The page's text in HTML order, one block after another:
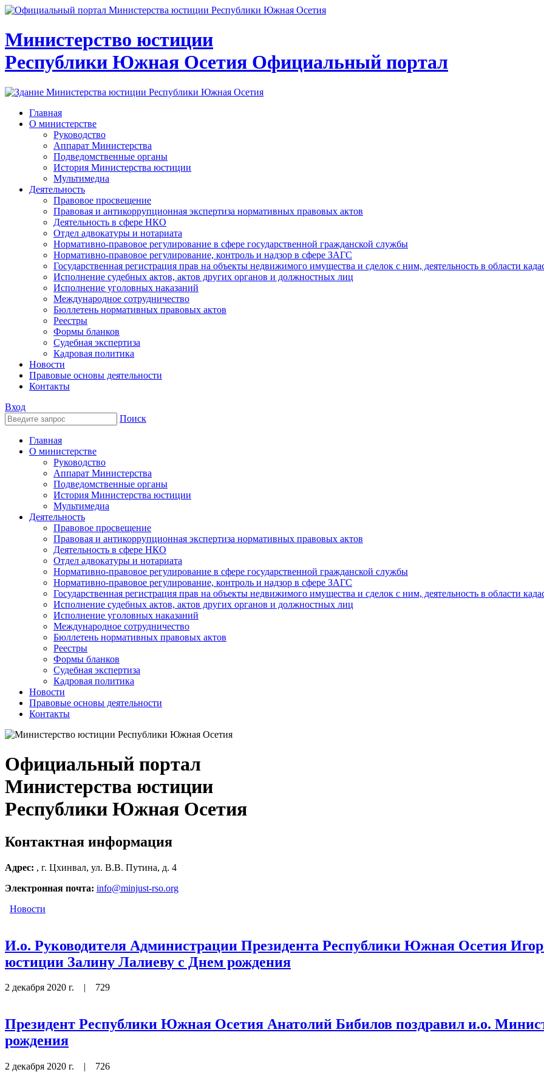
Министерство юстиции
Республики Южная Осетия Официальный портал
Главная
О министерстве
Руководство
Аппарат Министерства
Подведомственные органы
История Министерства юстиции
Мультимедиа
Деятельность
Правовое просвещение
Правовая и антикоррупционная экспертиза нормативных правовых актов
Деятельность в сфере НКО
Отдел адвокатуры и нотариата
Нормативно-правовое регулирование в сфере государственной гражданской службы
Нормативно-правовое регулирование, контроль и надзор в сфере ЗАГС
Государственная регистрация прав на объекты недвижимого имущества и сделок с ним, деятельность в области
Исполнение судебных актов, актов других органов и должностных лиц
Исполнение уголовных наказаний
Международное сотрудничество
Бюллетень нормативных правовых актов
Реестры
Формы бланков
Судебная экспертиза
Кадровая политика
Новости
Правовые основы деятельности
Контакты
Вход
Поиск
Главная
О министерстве
Руководство
Аппарат Министерства
Подведомственные органы
История Министерства юстиции
Мультимедиа
Деятельность
Правовое просвещение
Правовая и антикоррупционная экспертиза нормативных правовых актов
Деятельность в сфере НКО
Отдел адвокатуры и нотариата
Нормативно-правовое регулирование в сфере государственной гражданской службы
Нормативно-правовое регулирование, контроль и надзор в сфере ЗАГС
Государственная регистрация прав на объекты недвижимого имущества и сделок с ним, деятельность в области
Исполнение судебных актов, актов других органов и должностных лиц
Исполнение уголовных наказаний
Международное сотрудничество
Бюллетень нормативных правовых актов
Реестры
Формы бланков
Судебная экспертиза
Кадровая политика
Новости
Правовые основы деятельности
Контакты
Официальный портал
Министерства юстиции
Республики Южная Осетия
Контактная информация
Адрес: , г. Цхинвал, ул. В.В. Путина, д. 4
Электронная почта: info@minjust-rso.org
Новости
И.о. Руководителя Администрации Президента Республики Южная Осетия
юстиции Залину Лалиеву с Днем рождения
2 декабря 2020 г. 729
Президент Республики Южная Осетия Анатолий Бибилов поздравил и.о.
рождения
2 декабря 2020 г. | 726